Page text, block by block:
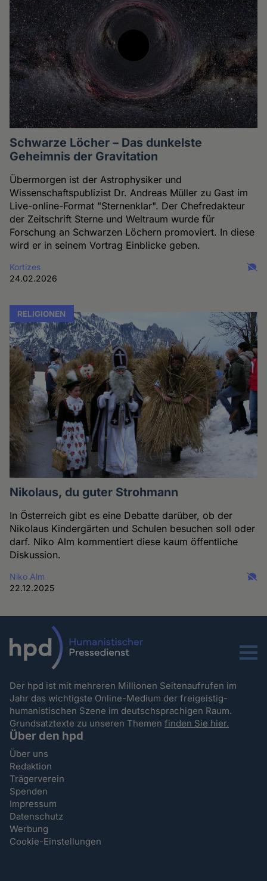
Schwarze Löcher – Das dunkelste
Geheimnis der Gravitation
Übermorgen ist der Astrophysiker und
Wissenschaftspublizist Dr. Andreas Müller zu Gast im
Live-online-Format "Sternenklar". Der Chefredakteur
der Zeitschrift Sterne und Weltraum wurde für
Forschung an Schwarzen Löchern promoviert. In diese
wird er in seinem Vortrag Einblicke geben.
Kortizes
24.02.2026
RELIGIONEN
Nikolaus, du guter Strohmann
In Österreich gibt es eine Debatte darüber, ob der
Nikolaus Kindergärten und Schulen besuchen soll oder
darf. Niko Alm kommentiert diese kaum öffentliche
Diskussion.
Niko Alm
22.12.2025
Menu
Der hpd ist mit mehreren Millionen Seitenaufrufen im
Jahr das wichtigste Online-Medium der freigeistig-
humanistischen Szene im deutschsprachigen Raum.
Grundsatztexte zu unseren Themenfinden Sie hier.
Über den hpd
Über uns
Redaktion
Trägerverein
Spenden
Impressum
Datenschutz
Werbung
Cookie-Einstellungen